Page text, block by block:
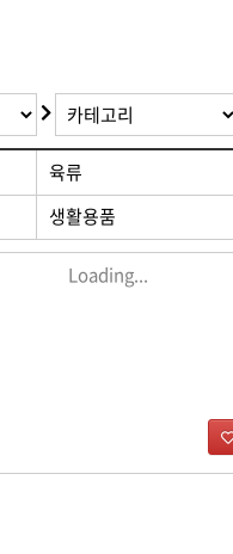
가치플러스
육류
생활용품
Loading...